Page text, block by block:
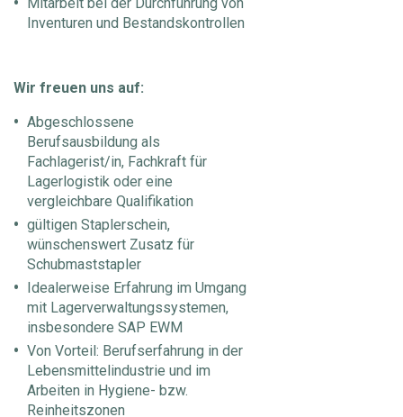
Inventuren und Bestandskontrollen
Wir freuen uns auf:
Abgeschlossene
Berufsausbildung als
Fachlagerist/in, Fachkraft für
Lagerlogistik oder eine
vergleichbare Qualifikation
gültigen Staplerschein,
wünschenswert Zusatz für
Schubmaststapler
Idealerweise Erfahrung im Umgang
mit Lagerverwaltungssystemen,
insbesondere SAP EWM
Von Vorteil: Berufserfahrung in der
Lebensmittelindustrie und im
Arbeiten in Hygiene- bzw.
Reinheitszonen